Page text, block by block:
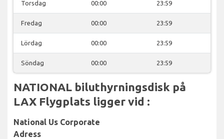
Torsdag 00:00 23:59
Fredag 00:00 23:59
Lördag 00:00 23:59
Söndag 00:00 23:59
NATIONAL biluthyrningsdisk på
LAX Flygplats ligger vid :
National Us Corporate
Adress